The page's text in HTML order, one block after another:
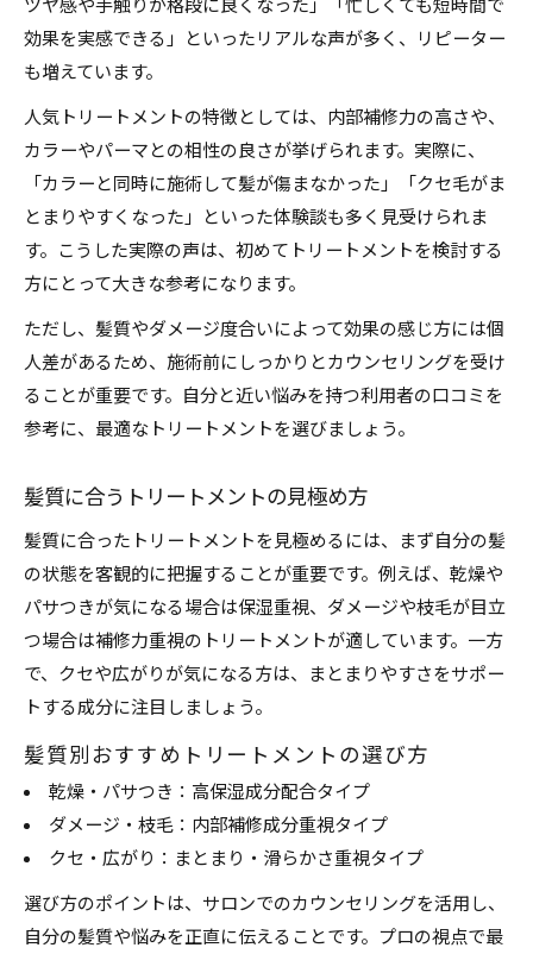
ツヤ感や手触りが格段に良くなった」「忙しくても短時間で
効果を実感できる」といったリアルな声が多く、リピーター
も増えています。
人気トリートメントの特徴としては、内部補修力の高さや、
カラーやパーマとの相性の良さが挙げられます。実際に、
「カラーと同時に施術して髪が傷まなかった」「クセ毛がま
とまりやすくなった」といった体験談も多く見受けられま
す。こうした実際の声は、初めてトリートメントを検討する
方にとって大きな参考になります。
ただし、髪質やダメージ度合いによって効果の感じ方には個
人差があるため、施術前にしっかりとカウンセリングを受け
ることが重要です。自分と近い悩みを持つ利用者の口コミを
参考に、最適なトリートメントを選びましょう。
髪質に合うトリートメントの見極め方
髪質に合ったトリートメントを見極めるには、まず自分の髪
の状態を客観的に把握することが重要です。例えば、乾燥や
パサつきが気になる場合は保湿重視、ダメージや枝毛が目立
つ場合は補修力重視のトリートメントが適しています。一方
で、クセや広がりが気になる方は、まとまりやすさをサポー
トする成分に注目しましょう。
髪質別おすすめトリートメントの選び方
乾燥・パサつき：高保湿成分配合タイプ
ダメージ・枝毛：内部補修成分重視タイプ
クセ・広がり：まとまり・滑らかさ重視タイプ
選び方のポイントは、サロンでのカウンセリングを活用し、
自分の髪質や悩みを正直に伝えることです。プロの視点で最